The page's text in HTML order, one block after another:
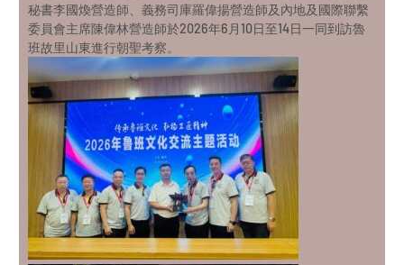
秘書李國煥營造師、義務司庫羅偉揚營造師及內地及國際聯繫
委員會主席陳偉林營造師於2026年6月10日至14日一同到訪魯
班故里山東進行朝聖考察。